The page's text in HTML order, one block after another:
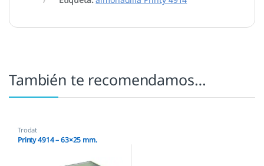
También te recomendamos…
Trodat
Printy 4914 – 63×25 mm.